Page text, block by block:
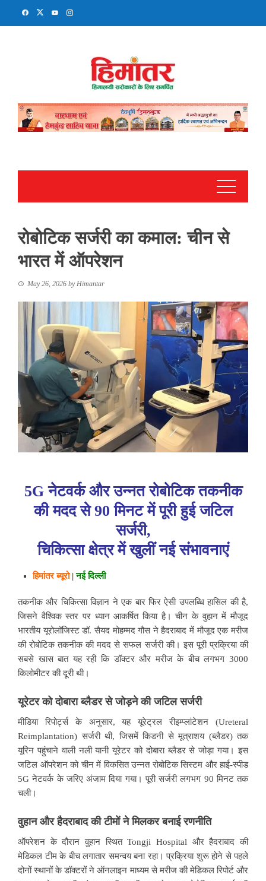
रोबोटिक सर्जरी का कमाल: चीन से
भारत में ऑपरेशन
May 26, 2026 byHimantar
5G नेटवर्क और उन्नत रोबोटिक तकनीक
की मदद से 90 मिनट में पूरी हुई जटिल
सर्जरी,
चिकित्सा क्षेत्र में खुलीं नई संभावनाएं
हिमांतर ब्यूरो|नई दिल्ली
तकनीक और चिकित्सा विज्ञान ने एक बार फिर ऐसी उपलब्धि हासिल की है,
जिसने वैश्विक स्तर पर ध्यान आकर्षित किया है। चीन के वुहान में मौजूद
भारतीय यूरोलॉजिस्ट डॉ. सैयद मोहम्मद गौस ने हैदराबाद में मौजूद एक मरीज
की रोबोटिक तकनीक की मदद से सफल सर्जरी की। इस पूरी प्रक्रिया की
सबसे खास बात यह रही कि डॉक्टर और मरीज के बीच लगभग 3000
किलोमीटर की दूरी थी।
यूरेटर को दोबारा ब्लैडर से जोड़ने की जटिल सर्जरी
मीडिया रिपोर्ट्स के अनुसार, यह यूरेट्रल रीइम्प्लांटेशन (Ureteral
Reimplantation) सर्जरी थी, जिसमें किडनी से मूत्राशय (ब्लैडर) तक
यूरिन पहुंचाने वाली नली यानी यूरेटर को दोबारा ब्लैडर से जोड़ा गया। इस
जटिल ऑपरेशन को चीन में विकसित उन्नत रोबोटिक सिस्टम और हाई-स्पीड
5G नेटवर्क के जरिए अंजाम दिया गया। पूरी सर्जरी लगभग 90 मिनट तक
चली।
वुहान और हैदराबाद की टीमों ने मिलकर बनाई रणनीति
ऑपरेशन के दौरान वुहान स्थित Tongji Hospital और हैदराबाद की
मेडिकल टीम के बीच लगातार समन्वय बना रहा। प्रक्रिया शुरू होने से पहले
दोनों स्थानों के डॉक्टरों ने ऑनलाइन माध्यम से मरीज की मेडिकल रिपोर्ट और